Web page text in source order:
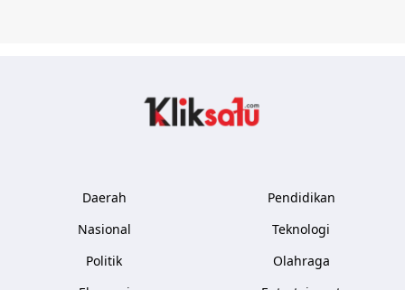
Daerah
Nasional
Politik
Pendidikan
Teknologi
Olahraga